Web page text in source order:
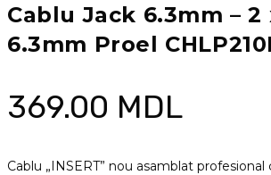
Cablu Jack 6.3mm – 2
6.3mm Proel
369.00 MDL
Cablu „INSERT” nou asamblat